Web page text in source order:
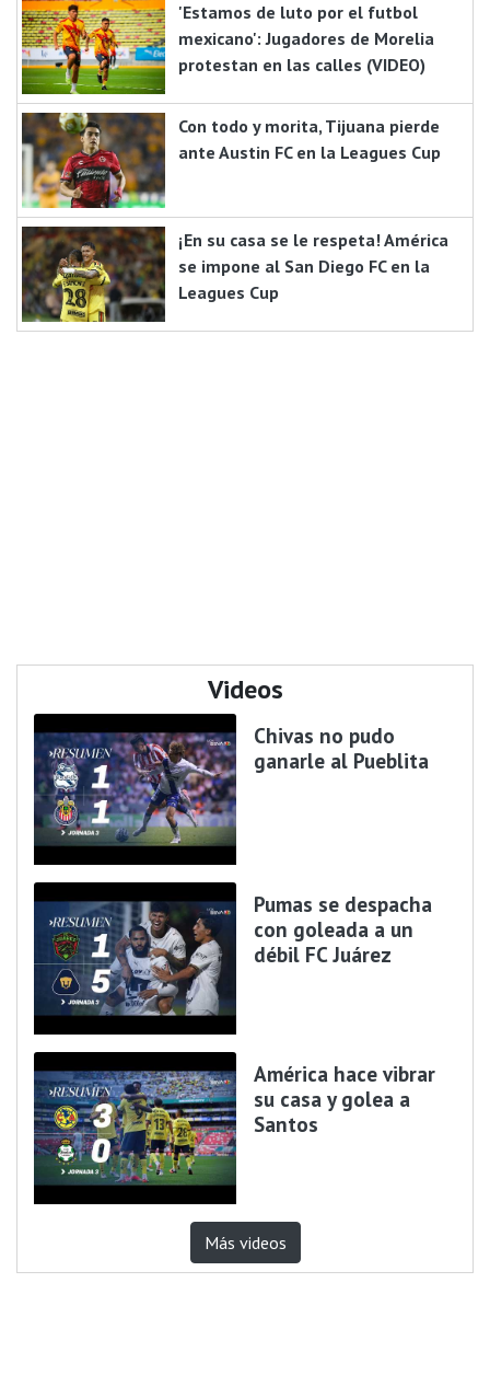
'Estamos de luto por el futbol
mexicano': Jugadores de Morelia
protestan en las calles (VIDEO)
Con todo y morita, Tijuana pierde
ante Austin FC en la Leagues Cup
¡En su casa se le respeta! América
se impone al San Diego FC en la
Leagues Cup
Videos
Chivas no pudo
ganarle al Pueblita
Pumas se despacha
con goleada a un
débil FC Juárez
América hace vibrar
su casa y golea a
Santos
Más videos